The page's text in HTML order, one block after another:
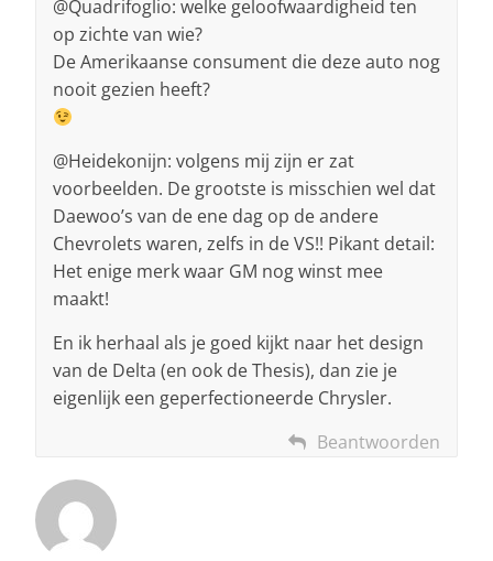
@Quadrifoglio: welke geloofwaardigheid ten
op zichte van wie?
De Amerikaanse consument die deze auto nog
nooit gezien heeft?
@Heidekonijn: volgens mij zijn er zat
voorbeelden. De grootste is misschien wel dat
Daewoo’s van de ene dag op de andere
Chevrolets waren, zelfs in de VS!! Pikant detail:
Het enige merk waar GM nog winst mee
maakt!
En ik herhaal als je goed kijkt naar het design
van de Delta (en ook de Thesis), dan zie je
eigenlijk een geperfectioneerde Chrysler.
Beantwoorden